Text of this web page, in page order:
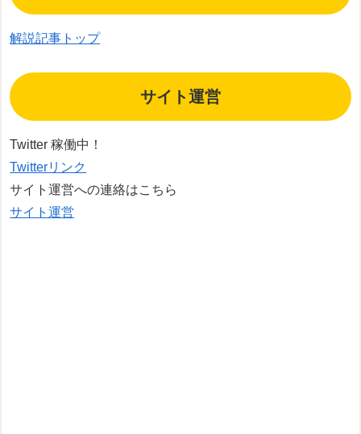
解説記事トップ
サイト運営
Twitter 稼働中！
Twitterリンク
サイト運営への連絡はこちら
サイト運営